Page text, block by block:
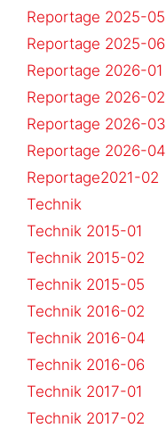
Reportage 2025-05
Reportage 2025-06
Reportage 2026-01
Reportage 2026-02
Reportage 2026-03
Reportage 2026-04
Reportage2021-02
Technik
Technik 2015-01
Technik 2015-02
Technik 2015-05
Technik 2016-02
Technik 2016-04
Technik 2016-06
Technik 2017-01
Technik 2017-02